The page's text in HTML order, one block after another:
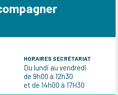
HORAIRES SECRÉTARIAT
Du lundi au vendredi
de 9h00 à 12h30
et de 14h00 à 17H30